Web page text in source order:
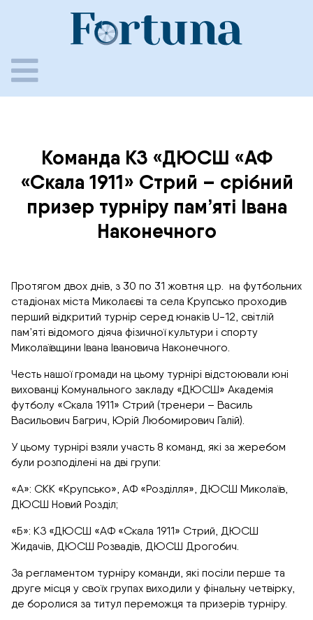
Команда КЗ «ДЮСШ «АФ
«Скала 1911» Стрий – срібний
призер турніру пам’яті Івана
Наконечного
Протягом двох днів, з 30 по 31 жовтня ц.р. на футбольних
стадіонах міста Миколаєві та села Крупсько проходив
перший відкритий турнір серед юнаків U-12, світлій
пам’яті відомого діяча фізичної культури і спорту
Миколаївщини Івана Івановича Наконечного.
Честь нашої громади на цьому турнірі відстоювали юні
вихованці Комунального закладу «ДЮСШ» Академія
футболу «Скала 1911» Стрий (тренери – Василь
Васильович Багрич, Юрій Любомирович Галій).
У цьому турнірі взяли участь 8 команд, які за жеребом
були розподілені на дві групи:
«А»: СКК «Крупсько», АФ «Розділля», ДЮСШ Миколаїв,
ДЮСШ Новий Розділ;
«Б»: КЗ «ДЮСШ «АФ «Скала 1911» Стрий, ДЮСШ
Жидачів, ДЮСШ Розвадів, ДЮСШ Дрогобич.
За регламентом турніру команди, які посіли перше та
друге місця у своїх групах виходили у фінальну четвірку,
де боролися за титул переможця та призерів турніру.